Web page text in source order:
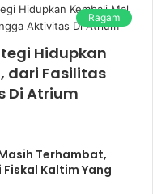
Ragam
Hidupkan
dari Fasilitas
Di Atrium
Terhambat,
Kaltim Yang